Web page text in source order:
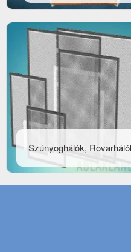
Szúnyoghálók,